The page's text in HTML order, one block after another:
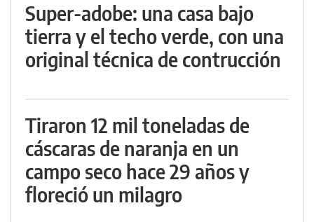
Super-adobe: una casa bajo
tierra y el techo verde, con una
original técnica de contrucción
Tiraron 12 mil toneladas de
cáscaras de naranja en un
campo seco hace 29 años y
floreció un milagro